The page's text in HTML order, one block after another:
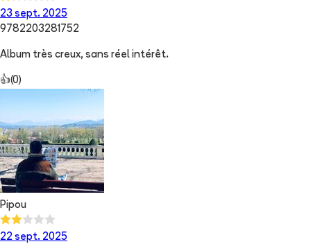
23 sept. 2025
9782203281752
Album très creux, sans réel intérêt.
👍(0)
Pipou
22 sept. 2025